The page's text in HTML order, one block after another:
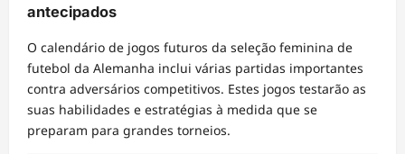
antecipados
O calendário de jogos futuros da seleção feminina de
futebol da Alemanha inclui várias partidas importantes
contra adversários competitivos. Estes jogos testarão as
suas habilidades e estratégias à medida que se
preparam para grandes torneios.